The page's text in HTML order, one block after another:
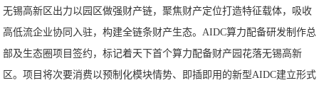
无锡高新区出力以园区做强财产链，聚焦财产定位打造特征载体，吸收
高低流企业协同入驻，构建全链条财产生态。AIDC算力配备研发制作总
部及生态圈项目签约，标记着天下首个算力配备财产园花落无锡高新
区。项目将次要消费以预制化模块情势、即插即用的新型AIDC建立形式